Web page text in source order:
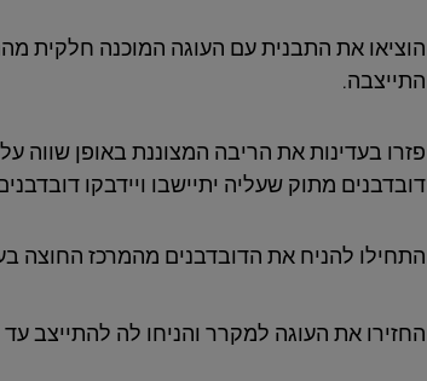
הוציאו את התבנית עם העוגה המוכנה חלקית
התייצבה.
פזרו בעדינות את הריבה המצוננת באופן שווה
דובדבנים מתוק שעליה יתיישבו ויידבקו
התחילו להניח את הדובדבנים מהמרכז החוצה
החזירו את העוגה למקרר והניחו לה להתייצב